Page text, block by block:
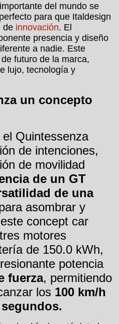
del mundo se
para que Italdesign
de innovación. El
presencia y diseño
a nadie. Este
futuro de la marca,
lujo, tecnología y
un concepto
Quintessenza
de intenciones,
de movilidad
de un GT
de una
asombrar y
concept car
motores
de 150.0 kWh,
potencia
fuerza, permitiendo
los 100 km/h